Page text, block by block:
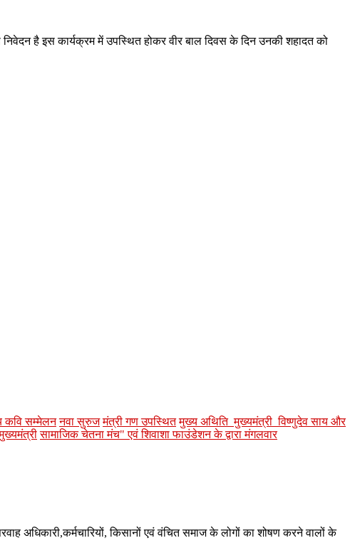
निवेदन है इस कार्यक्रम में उपस्थित होकर वीर बाल दिवस के दिन उनकी शहादत को
कवि सम्मेलन नवा सुरुज मंत्री गण उपस्थित मुख्य अथिति मुख्यमंत्री विष्णुदेव साय और
सामाजिक चेतना मंच" एवं शिवाशा फाउंडेशन के द्वारा मंगलवार
अधिकारी,कर्मचारियों, किसानों एवं वंचित समाज के लोगों का शोषण करने वालों के